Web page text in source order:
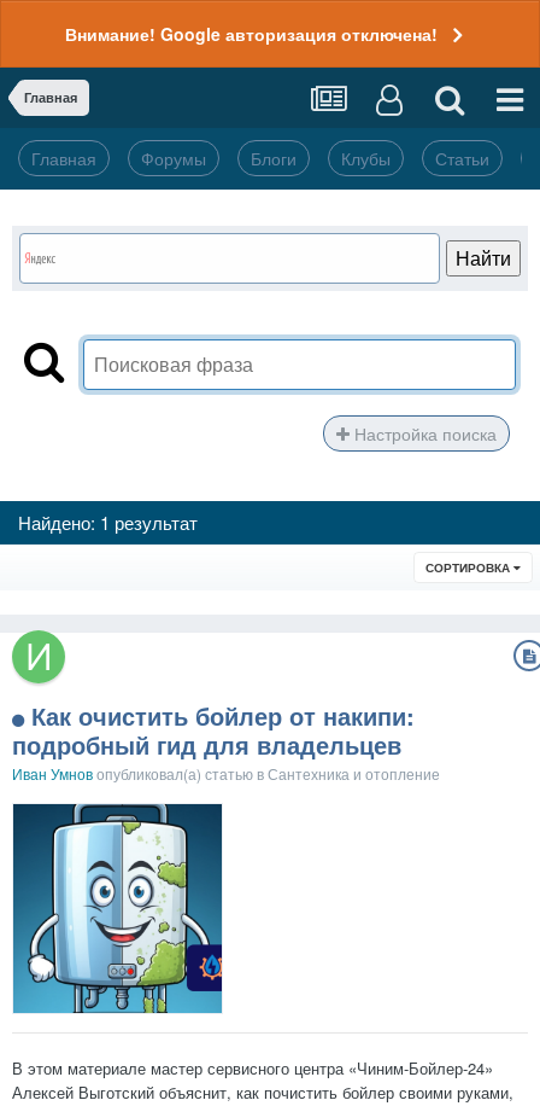
Внимание! Google авторизация отключена!
Главная
Главная Форумы Блоги Клубы Статьи
Настройка поиска
Найдено: 1 результат
СОРТИРОВКА
Как очистить бойлер от накипи:
подробный гид для владельцев
Иван Умновопубликовал(а) статью вСантехника и отопление
В этом материале мастер сервисного центра «Чиним-Бойлер-24»
Алексей Выготский объяснит, как почистить бойлер своими руками,